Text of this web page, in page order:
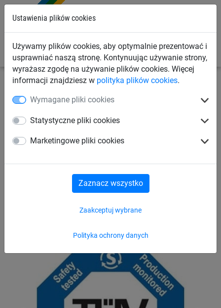
Ustawienia plików cookies
Używamy plików cookies, aby optymalnie prezentować i
usprawniać naszą stronę. Kontynuując używanie strony,
wyrażasz zgodę na używanie plików cookies. Więcej
informacji znajdziesz w polityka plików cookies.
Wymagane pliki cookies
Statystyczne pliki cookies
Marketingowe pliki cookies
Polityka ochrony danych
Zaakceptuj wybrane
Zaznacz wszystko
robinii
Vario-Element 8, do słupów z
robinii